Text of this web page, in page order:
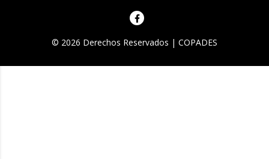
© 2026 Derechos Reservados | COPADES